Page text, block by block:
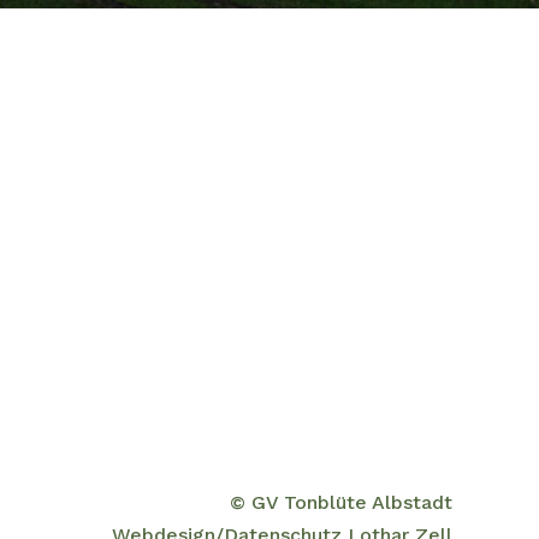
© GV Tonblüte Albstadt
Webdesign/Datenschutz Lothar Zell